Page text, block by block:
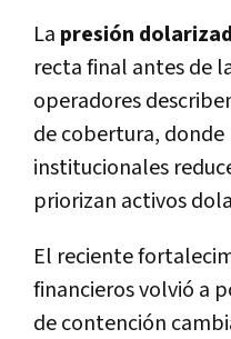
La presión
recta final antes de
operadores
de cobertura, donde
institucionales
priorizan activos
El reciente
financieros volvió a
de contención